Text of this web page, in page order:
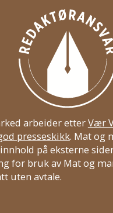
arbeider etterVær
presseskikk. Mat og
på eksterne
for bruk av Mat og
uten avtale.